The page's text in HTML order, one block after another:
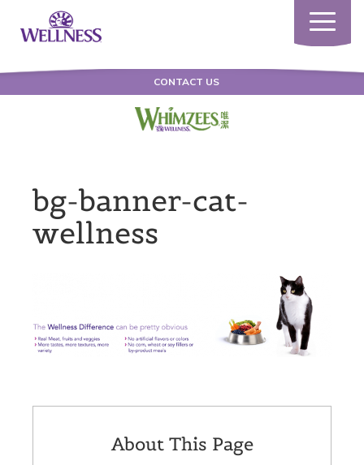
Toggle
CONTACT US
bg-banner-cat-
wellness
About This Page